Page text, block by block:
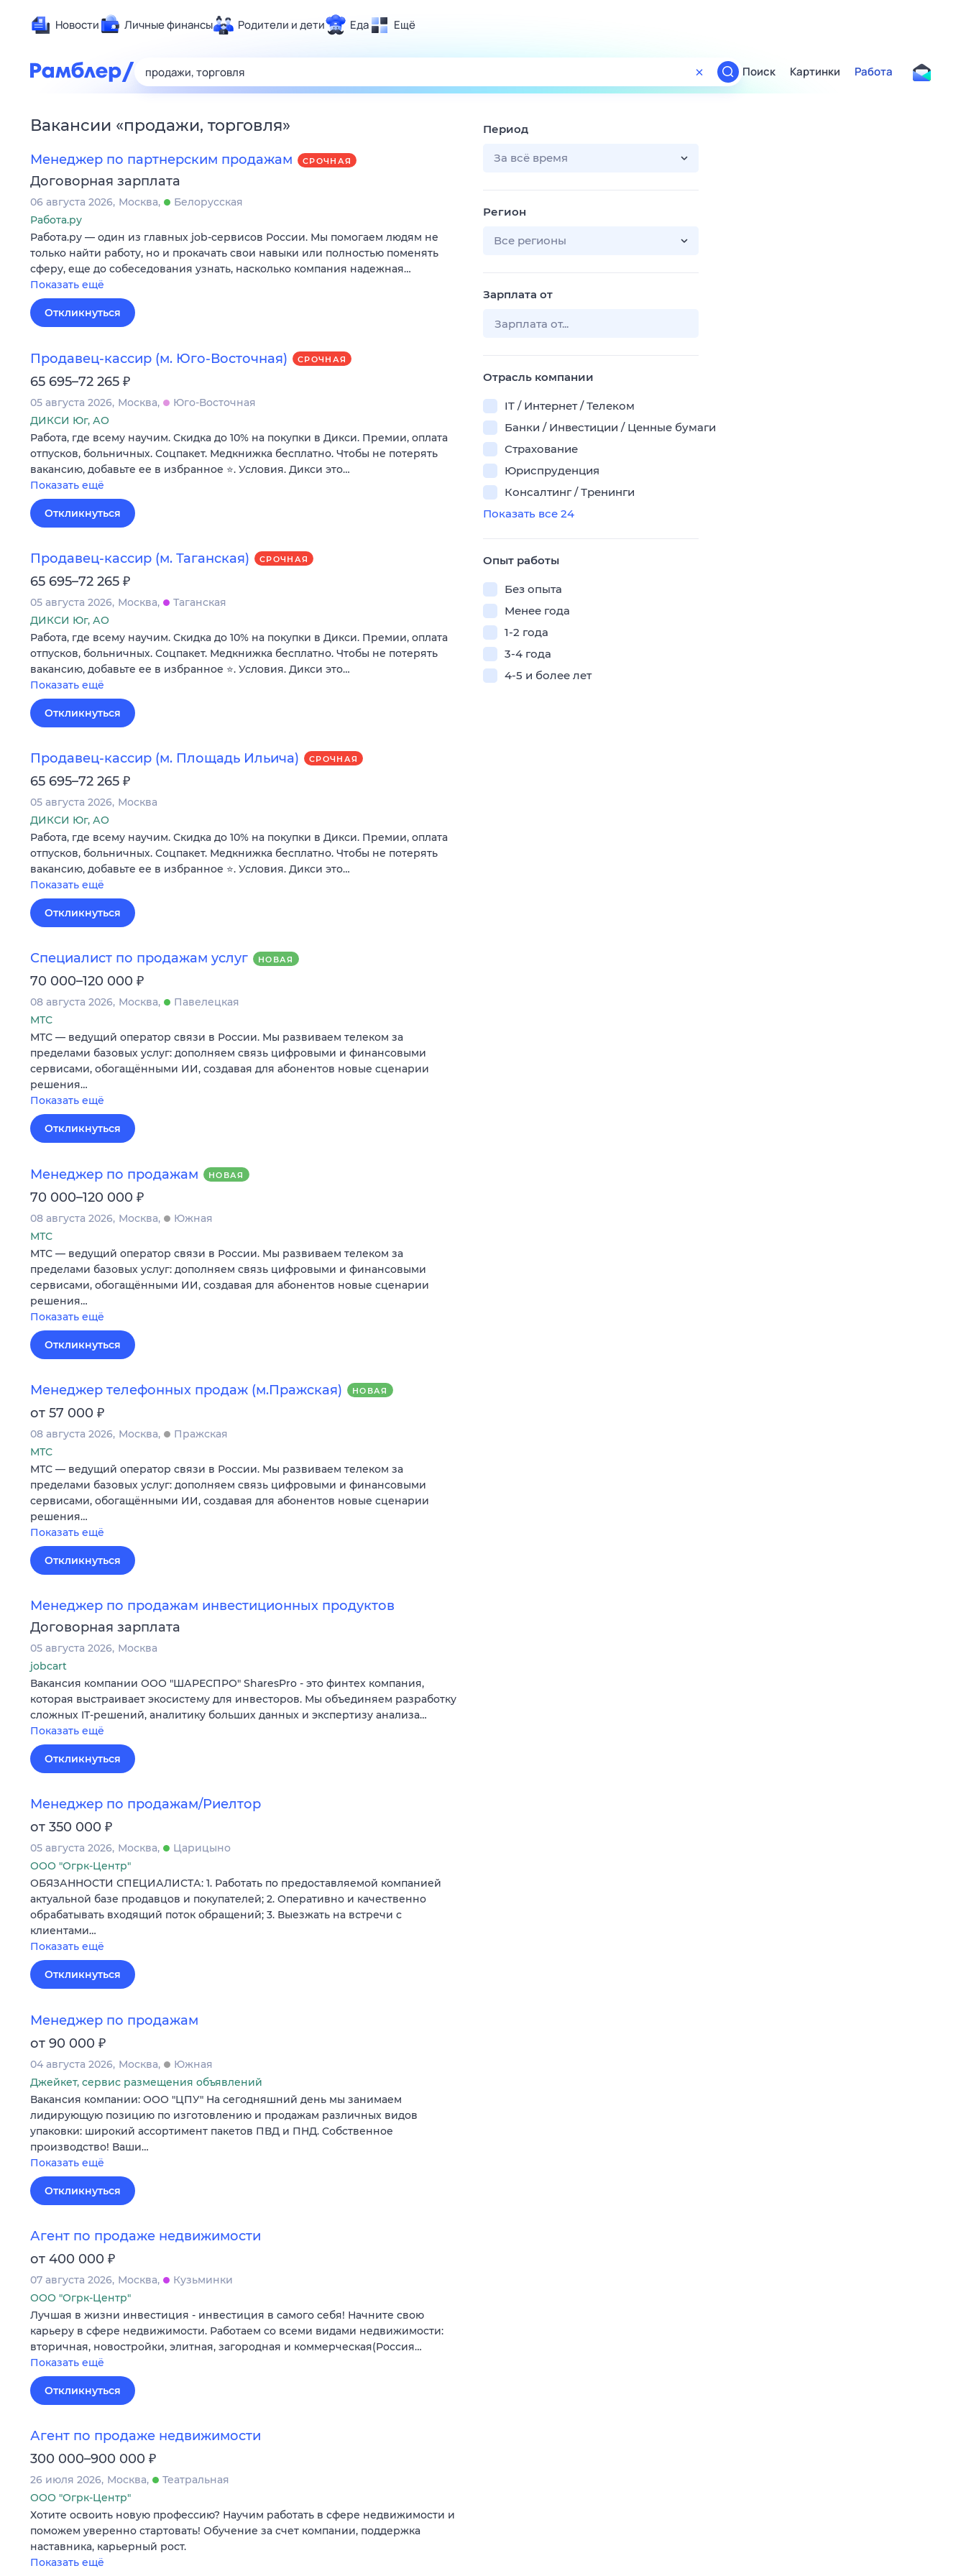
Новости Личные финансы Родители и дети Еда Ещё
Развлечения и отдых
Спорт
Карьера
Сберегаем вместе
Поиск
ТВ-программа
Поиск Картинки Работа
Вакансии «продажи, торговля»
Менеджер по партнерским продажам СРОЧНАЯ
Договорная зарплата
06 августа 2026 Москва
Белорусская
Работа.ру
Работа.ру — один из главных job-сервисов России. Мы помогаем людям не
только найти работу, но и прокачать свои навыки или полностью поменять
сферу, еще до собеседования узнать, насколько компания надежная…
Показать ещё
Откликнуться
Продавец-кассир (м. Юго-Восточная) СРОЧНАЯ
65 695–72 265 ₽
05 августа 2026 Москва
Юго-Восточная
ДИКСИ Юг, АО
Работа, где всему научим. Скидка до 10% на покупки в Дикси. Премии, оплата
отпусков, больничных. Соцпакет. Медкнижка бесплатно. Чтобы не потерять
вакансию, добавьте ее в избранное ⭐. Условия. Дикси это…
Показать ещё
Откликнуться
Продавец-кассир (м. Таганская) СРОЧНАЯ
65 695–72 265 ₽
05 августа 2026 Москва
Таганская
ДИКСИ Юг, АО
Работа, где всему научим. Скидка до 10% на покупки в Дикси. Премии, оплата
отпусков, больничных. Соцпакет. Медкнижка бесплатно. Чтобы не потерять
вакансию, добавьте ее в избранное ⭐. Условия. Дикси это…
Показать ещё
Откликнуться
Продавец-кассир (м. Площадь Ильича) СРОЧНАЯ
65 695–72 265 ₽
05 августа 2026 Москва
ДИКСИ Юг, АО
Работа, где всему научим. Скидка до 10% на покупки в Дикси. Премии, оплата
отпусков, больничных. Соцпакет. Медкнижка бесплатно. Чтобы не потерять
вакансию, добавьте ее в избранное ⭐. Условия. Дикси это…
Показать ещё
Откликнуться
Специалист по продажам услуг НОВАЯ
70 000–120 000 ₽
08 августа 2026 Москва
Павелецкая
МТС
МТС — ведущий оператор связи в России. Мы развиваем телеком за
пределами базовых услуг: дополняем связь цифровыми и финансовыми
сервисами, обогащёнными ИИ, создавая для абонентов новые сценарии
решения…
Показать ещё
Откликнуться
Менеджер по продажам НОВАЯ
70 000–120 000 ₽
08 августа 2026 Москва
Южная
МТС
МТС — ведущий оператор связи в России. Мы развиваем телеком за
пределами базовых услуг: дополняем связь цифровыми и финансовыми
сервисами, обогащёнными ИИ, создавая для абонентов новые сценарии
решения…
Показать ещё
Откликнуться
Менеджер телефонных продаж (м.Пражская) НОВАЯ
от 57 000 ₽
08 августа 2026 Москва
Пражская
МТС
МТС — ведущий оператор связи в России. Мы развиваем телеком за
пределами базовых услуг: дополняем связь цифровыми и финансовыми
сервисами, обогащёнными ИИ, создавая для абонентов новые сценарии
решения…
Показать ещё
Откликнуться
Менеджер по продажам инвестиционных продуктов
Договорная зарплата
05 августа 2026 Москва
jobcart
Вакансия компании ООО "ШАРЕСПРО" SharesPro - это финтех компания,
которая выстраивает экосистему для инвесторов. Мы объединяем разработку
сложных IT‑решений, аналитику больших данных и экспертизу анализа…
Показать ещё
Откликнуться
Менеджер по продажам/Риелтор
от 350 000 ₽
05 августа 2026 Москва
Царицыно
ООО "Огрк-Центр"
ОБЯЗАННОСТИ СПЕЦИАЛИСТА: 1. Работать по предоставляемой компанией
актуальной базе продавцов и покупателей; 2. Оперативно и качественно
обрабатывать входящий поток обращений; 3. Выезжать на встречи с
клиентами…
Показать ещё
Откликнуться
Менеджер по продажам
от 90 000 ₽
04 августа 2026 Москва
Южная
Джейкет, сервис размещения объявлений
Вакансия компании: ООО "ЦПУ" На сегодняшний день мы занимаем
лидирующую позицию по изготовлению и продажам различных видов
упаковки: широкий ассортимент пакетов ПВД и ПНД. Собственное
производство! Ваши…
Показать ещё
Откликнуться
Агент по продаже недвижимости
от 400 000 ₽
07 августа 2026 Москва
Кузьминки
ООО "Огрк-Центр"
Лучшая в жизни инвестиция - инвестиция в самого себя! Начните свою
карьеру в сфере недвижимости. Работаем со всеми видами недвижимости:
вторичная, новостройки, элитная, загородная и коммерческая(Россия…
Показать ещё
Откликнуться
Агент по продаже недвижимости
300 000–900 000 ₽
26 июля 2026 Москва
Театральная
ООО "Огрк-Центр"
Хотите освоить новую профессию? Научим работать в сфере недвижимости и
поможем уверенно стартовать! Обучение за счет компании, поддержка
наставника, карьерный рост.
Показать ещё
Период
За всё время
Регион
Все регионы
Зарплата от
Отрасль компании
IT / Интернет / Телеком
Банки / Инвестиции / Ценные бумаги
Страхование
Юриспруденция
Консалтинг / Тренинги
Показать все 24
Опыт работы
Без опыта
Менее года
1-2 года
3-4 года
4-5 и более лет